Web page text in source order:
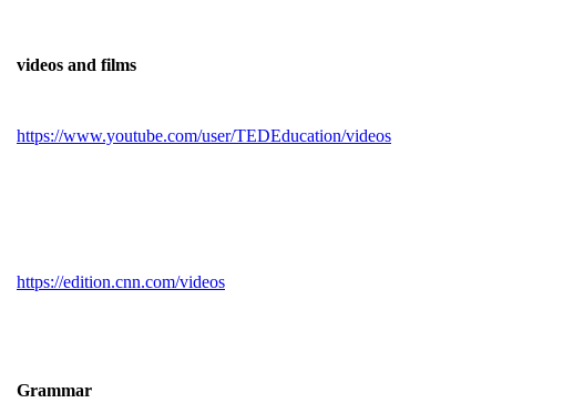
videos and films
https://www.youtube.com/user/TEDEducation/videos
https://edition.cnn.com/videos
Grammar